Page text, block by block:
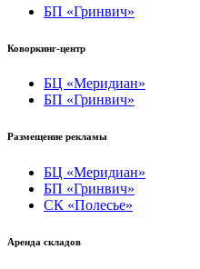
БП «Гринвич»
Коворкинг-центр
БЦ «Меридиан»
БП «Гринвич»
Размещение рекламы
БЦ «Меридиан»
БП «Гринвич»
СК «Полесье»
Аренда складов